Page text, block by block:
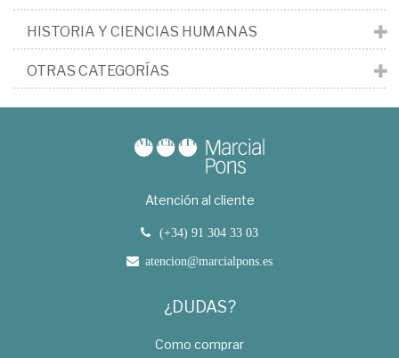
HISTORIA Y CIENCIAS HUMANAS
OTRAS CATEGORÍAS
Atención al cliente
(+34) 91 304 33 03
atencion@marcialpons.es
¿DUDAS?
Como comprar